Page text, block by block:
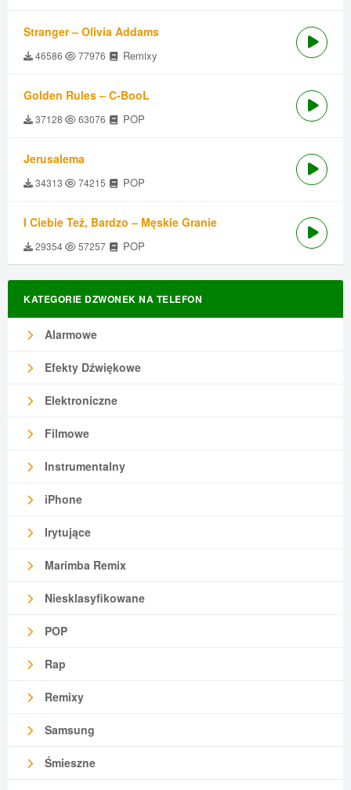
Stranger – Olivia Addams
46586 77976 Remixy
Golden Rules – C-BooL
37128 63076 POP
Jerusalema
34313 74215 POP
I Ciebie Też, Bardzo – Męskie Granie
29354 57257 POP
KATEGORIE DZWONEK NA TELEFON
Alarmowe
Efekty Dźwiękowe
Elektroniczne
Filmowe
Instrumentalny
iPhone
Irytujące
Marimba Remix
Niesklasyfikowane
POP
Rap
Remixy
Samsung
Śmieszne